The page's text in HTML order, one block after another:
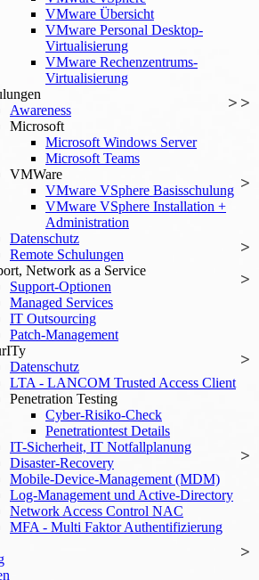
VMware Übersicht
VMware Personal Desktop-
Virtualisierung
VMware Rechenzentrums-
Virtualisierung
Awareness
Microsoft
Microsoft Windows Server
Microsoft Teams
VMWare
VMware VSphere Basisschulung
VMware VSphere Installation +
Administration
Datenschutz
Remote Schulungen
Network as a Service
Support-Optionen
Managed Services
IT Outsourcing
Patch-Management
Datenschutz
LTA - LANCOM Trusted Access Client
Penetration Testing
Cyber-Risiko-Check
Penetrationtest Details
IT-Sicherheit, IT Notfallplanung
Disaster-Recovery
Mobile-Device-Management (MDM)
Log-Management und Active-Directory
Network Access Control NAC
MFA - Multi Faktor Authentifizierung